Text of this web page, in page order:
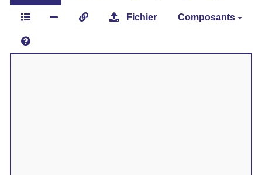
Fichier Composants